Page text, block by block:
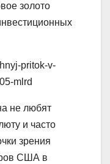
золото
pritok-v-
mlrd
не любят
и часто
зрения
США в